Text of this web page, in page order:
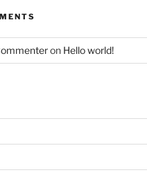
on Hello world!